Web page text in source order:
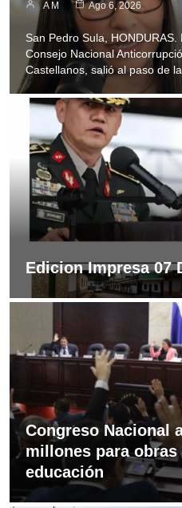
A M Ago 6, 2026
San Pedro Sula,
Consejo Nacional
Castellanos, salió al paso de
Edicion Impresa 07
Congreso Nacional
millones para
educación